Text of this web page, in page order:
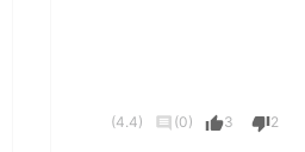
(4.4) (0) 3 2